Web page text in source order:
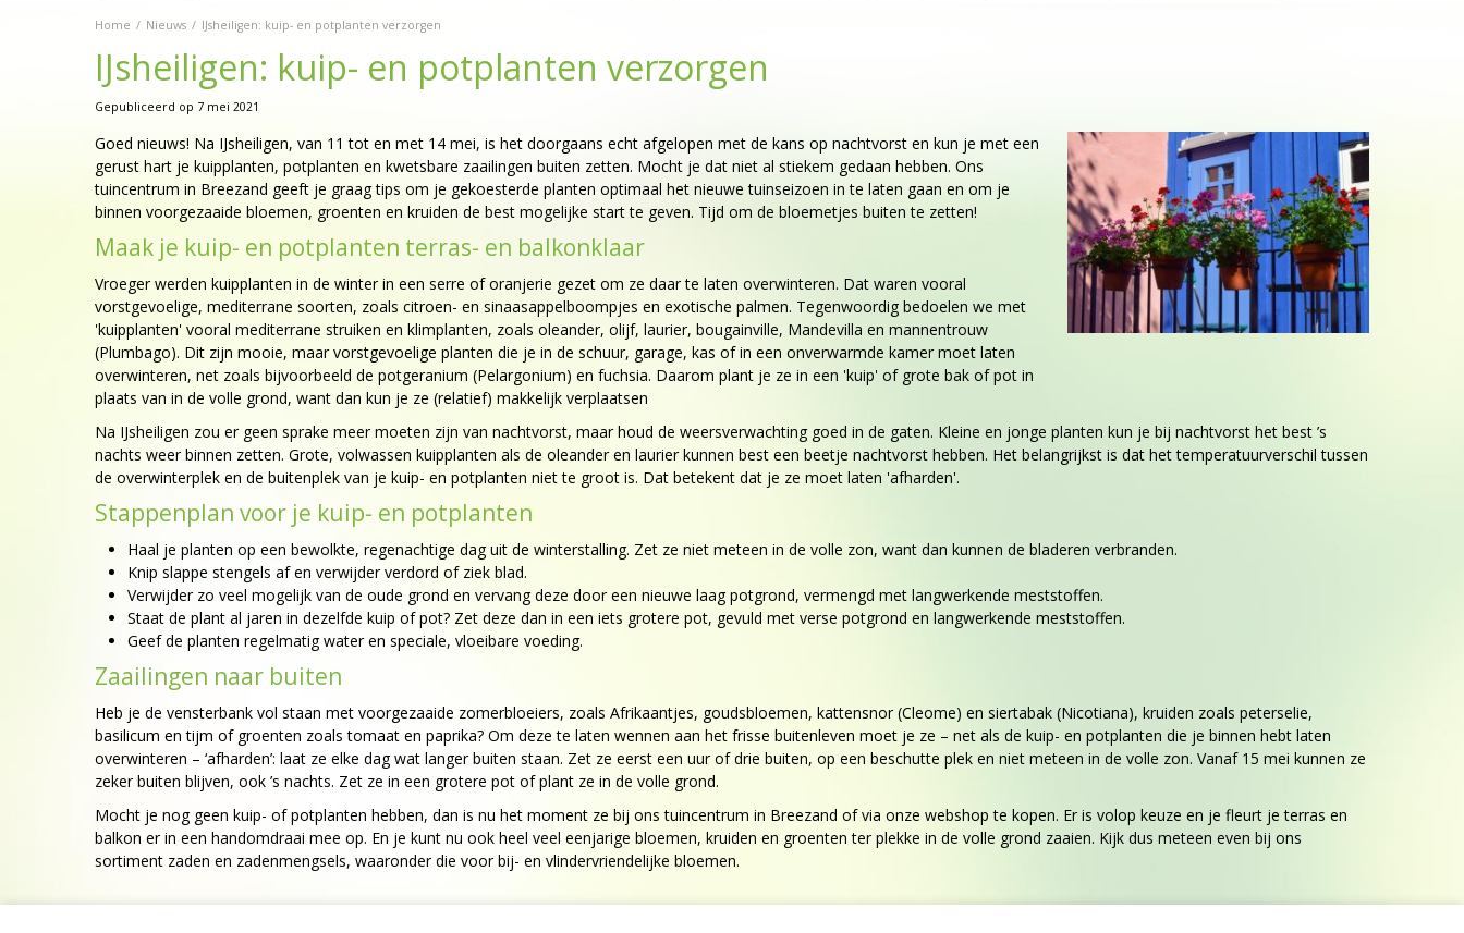
Home Nieuws IJsheiligen: kuip- en potplanten verzorgen
IJsheiligen: kuip- en potplanten verzorgen
Gepubliceerd op 7 mei 2021
Goed nieuws! Na IJsheiligen, van 11 tot en met 14 mei, is het doorgaans echt afgelopen met de kans op nachtvorst en kun je met een
gerust hart je kuipplanten, potplanten en kwetsbare zaailingen buiten zetten. Mocht je dat niet al stiekem gedaan hebben. Ons
tuincentrum in Breezand geeft je graag tips om je gekoesterde planten optimaal het nieuwe tuinseizoen in te laten gaan en om je
binnen voorgezaaide bloemen, groenten en kruiden de best mogelijke start te geven. Tijd om de bloemetjes buiten te zetten!
Maak je kuip- en potplanten terras- en balkonklaar
Vroeger werden kuipplanten in de winter in een serre of oranjerie gezet om ze daar te laten overwinteren. Dat waren vooral
vorstgevoelige, mediterrane soorten, zoals citroen- en sinaasappelboompjes en exotische palmen. Tegenwoordig bedoelen we met
'kuipplanten' vooral mediterrane struiken en klimplanten, zoals oleander, olijf, laurier, bougainville, Mandevilla en mannentrouw
(Plumbago). Dit zijn mooie, maar vorstgevoelige planten die je in de schuur, garage, kas of in een onverwarmde kamer moet laten
overwinteren, net zoals bijvoorbeeld de potgeranium (Pelargonium) en fuchsia. Daarom plant je ze in een 'kuip' of grote bak of pot in
plaats van in de volle grond, want dan kun je ze (relatief) makkelijk verplaatsen
Na IJsheiligen zou er geen sprake meer moeten zijn van nachtvorst, maar houd de weersverwachting goed in de gaten. Kleine en jonge planten kun je bij nachtvorst het best ’s
nachts weer binnen zetten. Grote, volwassen kuipplanten als de oleander en laurier kunnen best een beetje nachtvorst hebben. Het belangrijkst is dat het temperatuurverschil tussen
de overwinterplek en de buitenplek van je kuip- en potplanten niet te groot is. Dat betekent dat je ze moet laten 'afharden'.
Stappenplan voor je kuip- en potplanten
Haal je planten op een bewolkte, regenachtige dag uit de winterstalling. Zet ze niet meteen in de volle zon, want dan kunnen de bladeren verbranden.
Knip slappe stengels af en verwijder verdord of ziek blad.
Verwijder zo veel mogelijk van de oude grond en vervang deze door een nieuwe laag potgrond, vermengd met langwerkende meststoffen.
Staat de plant al jaren in dezelfde kuip of pot? Zet deze dan in een iets grotere pot, gevuld met verse potgrond en langwerkende meststoffen.
Geef de planten regelmatig water en speciale, vloeibare voeding.
Zaailingen naar buiten
Heb je de vensterbank vol staan met voorgezaaide zomerbloeiers, zoals Afrikaantjes, goudsbloemen, kattensnor (Cleome) en siertabak (Nicotiana), kruiden zoals peterselie,
basilicum en tijm of groenten zoals tomaat en paprika? Om deze te laten wennen aan het frisse buitenleven moet je ze – net als de kuip- en potplanten die je binnen hebt laten
overwinteren – ‘afharden’: laat ze elke dag wat langer buiten staan. Zet ze eerst een uur of drie buiten, op een beschutte plek en niet meteen in de volle zon. Vanaf 15 mei kunnen ze
zeker buiten blijven, ook ’s nachts. Zet ze in een grotere pot of plant ze in de volle grond.
Mocht je nog geen kuip- of potplanten hebben, dan is nu het moment ze bij ons tuincentrum in Breezand of via onze webshop te kopen. Er is volop keuze en je fleurt je terras en
balkon er in een handomdraai mee op. En je kunt nu ook heel veel eenjarige bloemen, kruiden en groenten ter plekke in de volle grond zaaien. Kijk dus meteen even bij ons
sortiment zaden en zadenmengsels, waaronder die voor bij- en vlindervriendelijke bloemen.